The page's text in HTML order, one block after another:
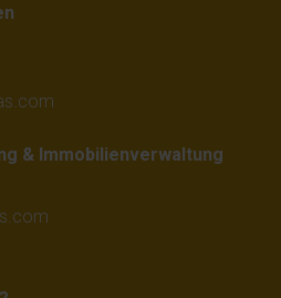
& Immobilienverwaltung